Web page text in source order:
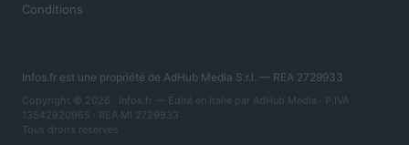
Conditions
Infos.fr est une propriété de AdHub Media S.r.l. — REA 2729933
Copyright © 2026 · Infos.fr — Édité en Italie par AdHub Media · P.IVA
13542920965 · REA MI 2729933
Tous droits réservés